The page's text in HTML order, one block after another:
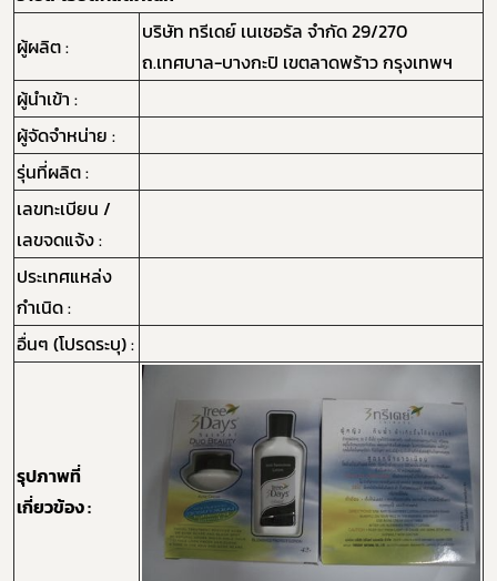
ผู้ผลิต :
บริษัท ทรีเดย์ เนเชอรัล จำกัด 29/270
ถ.เทศบาล-บางกะปิ เขตลาดพร้าว กรุงเทพฯ
ผู้นำเข้า :
ผู้จัดจำหน่าย :
รุ่นที่ผลิต :
เลขทะเบียน /
เลขจดแจ้ง :
ประเทศแหล่ง
กำเนิด :
อื่นๆ (โปรดระบุ) :
รุปภาพที่
เกี่ยวข้อง :